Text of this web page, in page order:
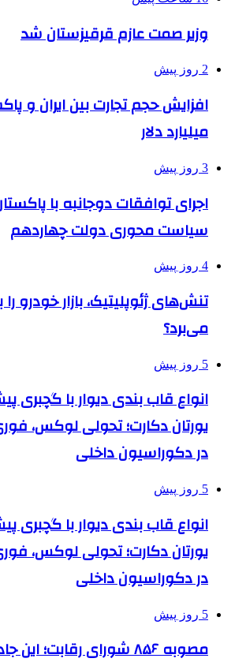
وزیر صمت عازم قرقیزستان شد
2 روز پیش
میلیارد دلار
3 روز پیش
اجرای توافقات دوجانبه با
سیاست محوری دولت چهاردهم
4 روز پیش
تنش‌های ژئوپلیتیک، بازار خودرو
می‌برد؟
5 روز پیش
انواع قاب بندی دیوار با گچبری
یورتان دکارت؛ تحولی لوکس،
در دکوراسیون داخلی
5 روز پیش
انواع قاب بندی دیوار با گچبری
یورتان دکارت؛ تحولی لوکس،
در دکوراسیون داخلی
5 روز پیش
مصوبه ۸۵۶ شورای رقابت؛